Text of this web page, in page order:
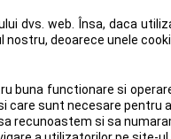
dvs. web. Însa, daca
deoarece unele
buna functionare si
sunt necesare
recunoastem si sa